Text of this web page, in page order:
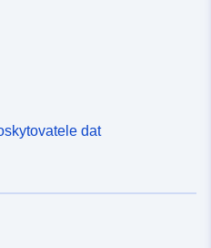
dat